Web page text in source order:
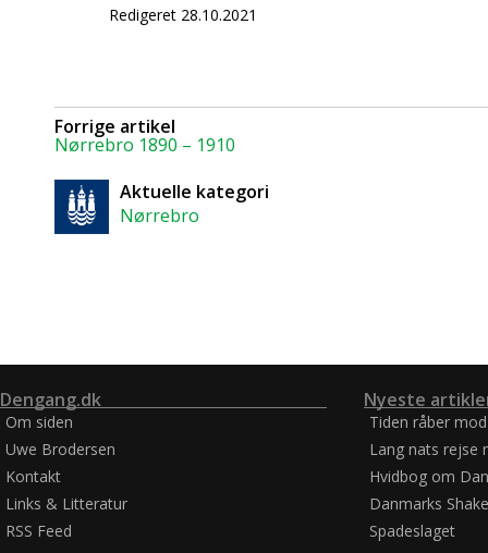
Redigeret 28.10.2021
Forrige artikel
Nørrebro 1890 – 1910
Aktuelle kategori
Nørrebro
Dengang.dk
Om siden
Uwe Brodersen
Kontakt
Links & Litteratur
RSS Feed
Nyeste
Tiden råber
Lang nats rejse
Hvidbog om
Danmarks
Spadeslaget